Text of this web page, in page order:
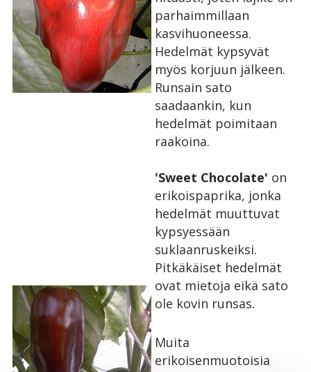
parhaimmillaan
kasvihuoneessa.
Hedelmät kypsyvät
myös korjuun jälkeen.
Runsain sato
saadaankin, kun
hedelmät poimitaan
raakoina.
'Sweet Chocolate' on
erikoispaprika, jonka
hedelmät muuttuvat
kypsyessään
suklaanruskeiksi.
Pitkäkäiset hedelmät
ovat mietoja eikä sato
ole kovin runsas.
Muita
erikoisenmuotoisia